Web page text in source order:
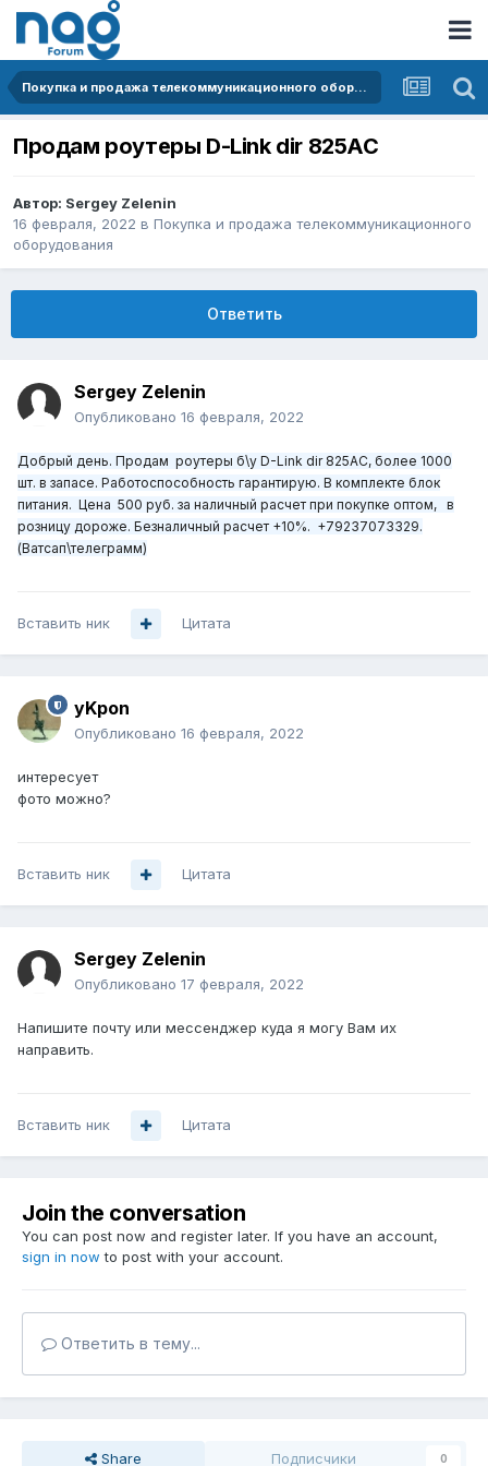
Покупка и продажа телекоммуникационного оборудования
Продам роутеры D-Link dir 825AC
Автор: Sergey Zelenin
16 февраля, 2022 в Покупка и продажа телекоммуникационного
оборудования
Ответить
Sergey Zelenin
Опубликовано 16 февраля, 2022
Добрый день. Продам роутеры б\у D-Link dir 825AC, более 1000
шт. в запасе. Работоспособность гарантирую. В комплекте блок
питания. Цена 500 руб. за наличный расчет при покупке оптом, в
розницу дороже. Безналичный расчет +10%. +79237073329.
(Ватсап\телеграмм)
Вставить ник Цитата
yKpon
Опубликовано 16 февраля, 2022
интересует
фото можно?
Вставить ник Цитата
Sergey Zelenin
Опубликовано 17 февраля, 2022
Напишите почту или мессенджер куда я могу Вам их
направить.
Вставить ник Цитата
Join the conversation
You can post now and register later. If you have an account,
sign in now to post with your account.
Ответить в тему...
Share Подписчики 0